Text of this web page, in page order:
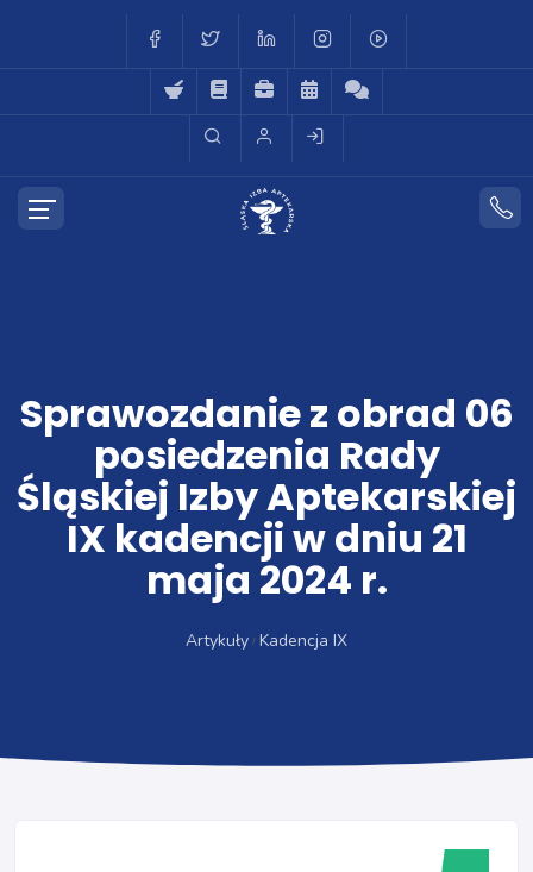
Sprawozdanie z obrad 06
posiedzenia Rady
Śląskiej Izby Aptekarskiej
IX kadencji w dniu 21
maja 2024 r.
Artykuły Kadencja IX